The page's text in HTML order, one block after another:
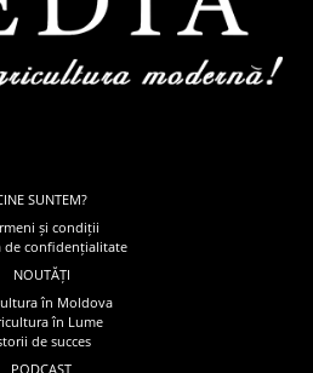
SUNTEM?
și condiții
de confidențialitate
NOUTĂȚI
în Moldova
în Lume
de succes
PODCAST